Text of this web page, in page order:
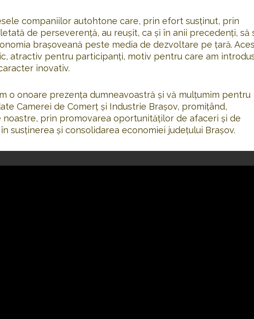
companiilor autohtone care, prin efort susţinut, prin
de perseverenţă, au reuşit, ca şi în anii precedenţi, să
braşoveană peste media de dezvoltare pe ţară.
atractiv pentru participanţi, motiv pentru care am
inovativ.
o onoare prezenţa dumneavoastră şi vă mulţumim pentru
Camerei de Comerţ şi Industrie Braşov, promiţând,
prin promovarea oportunităţilor de afaceri şi de
susţinerea şi consolidarea economiei judeţului Braşov.